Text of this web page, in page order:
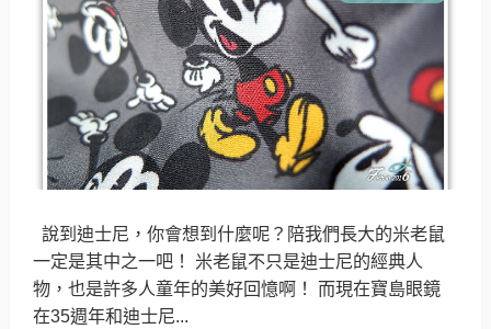
說到迪士尼，你會想到什麼呢？陪我們長大的米老鼠
一定是其中之一吧！ 米老鼠不只是迪士尼的經典人
物，也是許多人童年的美好回憶啊！ 而現在寶島眼鏡
在35週年和迪士尼...